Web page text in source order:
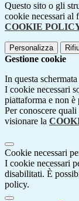
Questo sito o gli
cookie necessari al
COOKIE
Personalizza
Gestione cookie
In questa
I cookie necessari
piattaforma e non
Per conoscere
visionare la
Cookie necessari
I cookie necessari
disabilitati. È
policy.